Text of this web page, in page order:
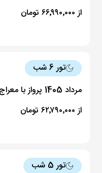
از ۶۶٬۹۹۰٬۰۰۰ تومان
تور 6 شب
مرداد 1405 پرواز با معراج ایر
از ۶۲٬۷۹۰٬۰۰۰ تومان
تور 5 شب